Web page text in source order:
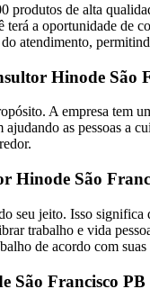
produtos de alta
a oportunidade de
atendimento,
Hinode São
A empresa tem
as pessoas a
Hinode São
seu jeito. Isso
trabalho e vida
de acordo com
São Francisco PB